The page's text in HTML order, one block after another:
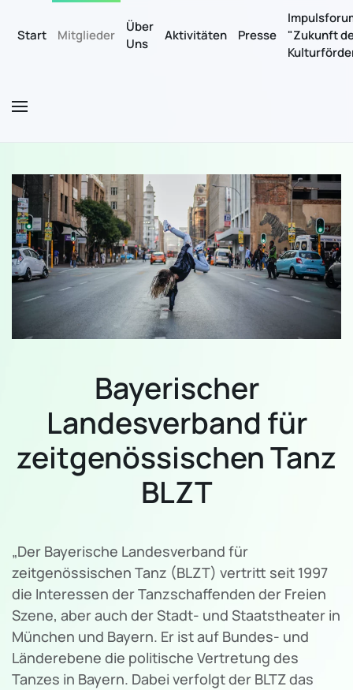
Zum Hauptinhalt springen
Start Mitglieder
Über
Uns
Aktivitäten Presse
"Zukunft
Bayerischer
Landesverband für
zeitgenössischen Tanz
BLZT
„Der Bayerische Landesverband für
zeitgenössischen Tanz (BLZT) vertritt seit 1997
die Interessen der Tanzschaffenden der Freien
Szene, aber auch der Stadt- und Staatstheater in
München und Bayern. Er ist auf Bundes- und
Länderebene die politische Vertretung des
Tanzes in Bayern. Dabei verfolgt der BLTZ das